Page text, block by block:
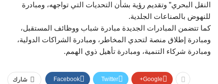
النقل البحري” وتقديم رؤية بشأن التحديات التي تواجهه، ومبادرة
للنهوض بالصناعات الجلدية.
كما تتضمن المبادرات الجديدة مبادرة شباب ووظائف المستقبل،
ومبادرة إطلاق منصة لتحدي المخاطر، ومبادرة الشراكات الدولية،
ومبادرة شركاء التنمية، ومبادرة تأهيل ذوي الهمم.
شارك Facebook Twitter Google+